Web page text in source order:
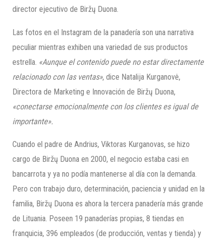
director ejecutivo de Biržų Duona.
Las fotos en el Instagram de la panadería son una narrativa
peculiar mientras exhiben una variedad de sus productos
estrella. «Aunque el contenido puede no estar directamente
relacionado con las ventas», dice Natalija Kurganovė,
Directora de Marketing e Innovación de Biržų Duona,
«conectarse emocionalmente con los clientes es igual de
importante».
Cuando el padre de Andrius, Viktoras Kurganovas, se hizo
cargo de Biržų Duona en 2000, el negocio estaba casi en
bancarrota y ya no podía mantenerse al día con la demanda.
Pero con trabajo duro, determinación, paciencia y unidad en la
familia, Biržų Duona es ahora la tercera panadería más grande
de Lituania. Poseen 19 panaderías propias, 8 tiendas en
franquicia, 396 empleados (de producción, ventas y tienda) y